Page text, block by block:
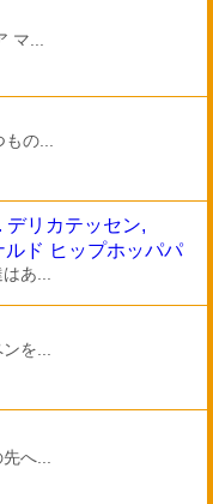
マ...
の...
デリカテッセン,
ド ヒップホッパパ
あ...
を...
へ...